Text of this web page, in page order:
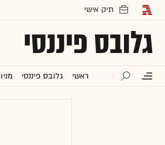
גלובס פיננסי
ראשי גלובס פיננסי